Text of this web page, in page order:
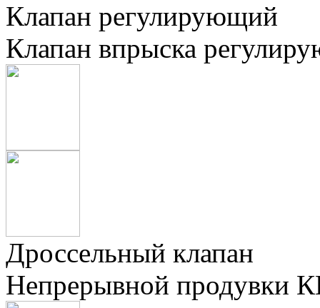
Клапан регулирующий
Клапан впрыска
Дроссельный клапан
Непрерывной продувки